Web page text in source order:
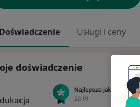
Doświadczenie Usługi i ceny
doświadczenie